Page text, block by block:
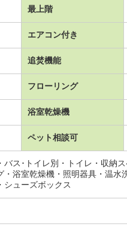
最上階
エアコン付き
追焚機能
フローリング
浴室乾燥機
ペット相談可
バス･トイレ別・トイレ・収納
・浴室乾燥機・照明器具・温
シューズボックス